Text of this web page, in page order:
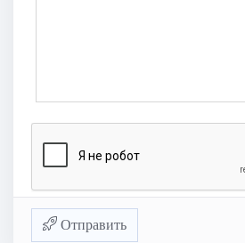
Отправить